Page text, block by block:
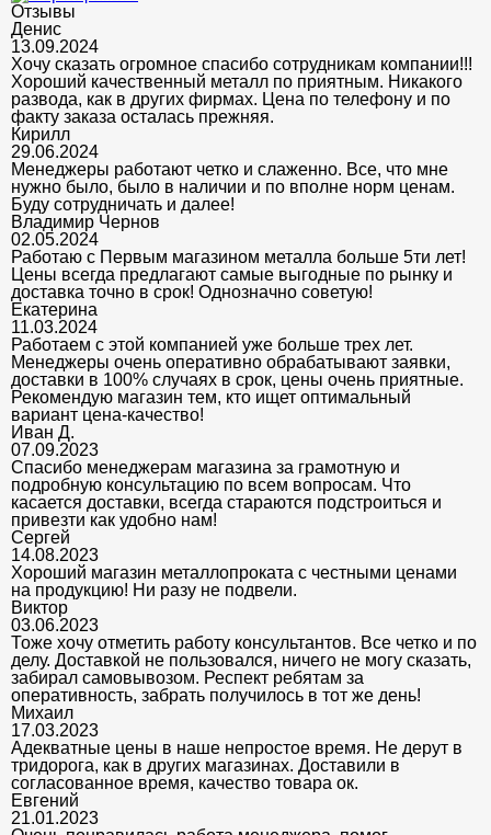
Отзывы
Денис
13.09.2024
Хочу сказать огромное спасибо сотрудникам компании!!!
Хороший качественный металл по приятным. Никакого
развода, как в других фирмах. Цена по телефону и по
факту заказа осталась прежняя.
Кирилл
29.06.2024
Менеджеры работают четко и слаженно. Все, что мне
нужно было, было в наличии и по вполне норм ценам.
Буду сотрудничать и далее!
Владимир Чернов
02.05.2024
Работаю с Первым магазином металла больше 5ти лет!
Цены всегда предлагают самые выгодные по рынку и
доставка точно в срок! Однозначно советую!
Екатерина
11.03.2024
Работаем с этой компанией уже больше трех лет.
Менеджеры очень оперативно обрабатывают заявки,
доставки в 100% случаях в срок, цены очень приятные.
Рекомендую магазин тем, кто ищет оптимальный
вариант цена-качество!
Иван Д.
07.09.2023
Спасибо менеджерам магазина за грамотную и
подробную консультацию по всем вопросам. Что
касается доставки, всегда стараются подстроиться и
привезти как удобно нам!
Сергей
14.08.2023
Хороший магазин металлопроката с честными ценами
на продукцию! Ни разу не подвели.
Виктор
03.06.2023
Тоже хочу отметить работу консультантов. Все четко и по
делу. Доставкой не пользовался, ничего не могу сказать,
забирал самовывозом. Респект ребятам за
оперативность, забрать получилось в тот же день!
Михаил
17.03.2023
Адекватные цены в наше непростое время. Не дерут в
тридорога, как в других магазинах. Доставили в
согласованное время, качество товара ок.
Евгений
21.01.2023